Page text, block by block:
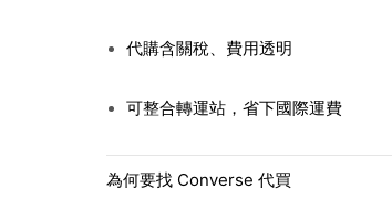
代購含關稅、費用透明
可整合轉運站，省下國際運費
為何要找 Converse 代買